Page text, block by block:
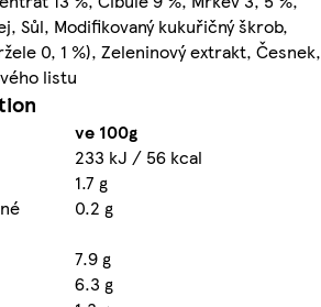
Sůl, Modifikovaný kukuřičný škrob,
0, 1 %), Zeleninový extrakt, Česnek,
listu
ve 100g
233 kJ / 56 kcal
1.7 g
0.2 g
7.9 g
6.3 g